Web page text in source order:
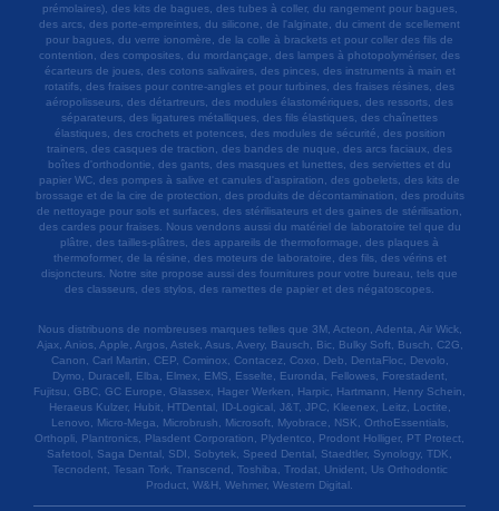
prémolaires), des kits de bagues, des tubes à coller, du rangement pour bagues,
des arcs, des porte-empreintes, du silicone, de l'alginate, du ciment de scellement
pour bagues, du verre ionomère, de la colle à brackets et pour coller des fils de
contention, des composites, du mordançage, des lampes à photopolymériser, des
écarteurs de joues, des cotons salivaires, des pinces, des instruments à main et
rotatifs, des fraises pour contre-angles et pour turbines, des fraises résines, des
aéropolisseurs, des détartreurs, des modules élastomériques, des ressorts, des
séparateurs, des ligatures métalliques, des fils élastiques, des chaînettes
élastiques, des crochets et potences, des modules de sécurité, des position
trainers, des casques de traction, des bandes de nuque, des arcs faciaux, des
boîtes d'orthodontie, des gants, des masques et lunettes, des serviettes et du
papier WC, des pompes à salive et canules d'aspiration, des gobelets, des kits de
brossage et de la cire de protection, des produits de décontamination, des produits
de nettoyage pour sols et surfaces, des stérilisateurs et des gaines de stérilisation,
des cardes pour fraises. Nous vendons aussi du matériel de laboratoire tel que du
plâtre, des tailles-plâtres, des appareils de thermoformage, des plaques à
thermoformer, de la résine, des moteurs de laboratoire, des fils, des vérins et
disjoncteurs. Notre site propose aussi des fournitures pour votre bureau, tels que
des classeurs, des stylos, des ramettes de papier et des négatoscopes.
Nous distribuons de nombreuses marques telles que 3M, Acteon, Adenta, Air Wick,
Ajax, Anios, Apple, Argos, Astek, Asus, Avery, Bausch, Bic, Bulky Soft, Busch, C2G,
Canon, Carl Martin, CEP, Cominox, Contacez, Coxo, Deb, DentaFloc, Devolo,
Dymo, Duracell, Elba, Elmex, EMS, Esselte, Euronda, Fellowes, Forestadent,
Fujitsu, GBC, GC Europe, Glassex, Hager Werken, Harpic, Hartmann, Henry Schein,
Heraeus Kulzer, Hubit, HTDental, ID-Logical, J&T, JPC, Kleenex, Leitz, Loctite,
Lenovo, Micro-Mega, Microbrush, Microsoft, Myobrace, NSK, OrthoEssentials,
Orthopli, Plantronics, Plasdent Corporation, Plydentco, Prodont Holliger, PT Protect,
Safetool, Saga Dental, SDI, Sobytek, Speed Dental, Staedtler, Synology, TDK,
Tecnodent, Tesan Tork, Transcend, Toshiba, Trodat, Unident, Us Orthodontic
Product, W&H, Wehmer, Western Digital.